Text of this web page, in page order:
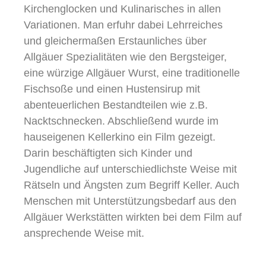
Kirchenglocken und Kulinarisches in allen
Variationen. Man erfuhr dabei Lehrreiches
und gleichermaßen Erstaunliches über
Allgäuer Spezialitäten wie den Bergsteiger,
eine würzige Allgäuer Wurst, eine traditionelle
Fischsoße und einen Hustensirup mit
abenteuerlichen Bestandteilen wie z.B.
Nacktschnecken. Abschließend wurde im
hauseigenen Kellerkino ein Film gezeigt.
Darin beschäftigten sich Kinder und
Jugendliche auf unterschiedlichste Weise mit
Rätseln und Ängsten zum Begriff Keller. Auch
Menschen mit Unterstützungsbedarf aus den
Allgäuer Werkstätten wirkten bei dem Film auf
ansprechende Weise mit.